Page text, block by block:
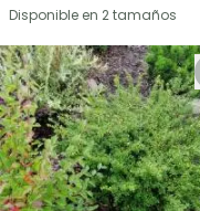
Disponible en 2 tamaños